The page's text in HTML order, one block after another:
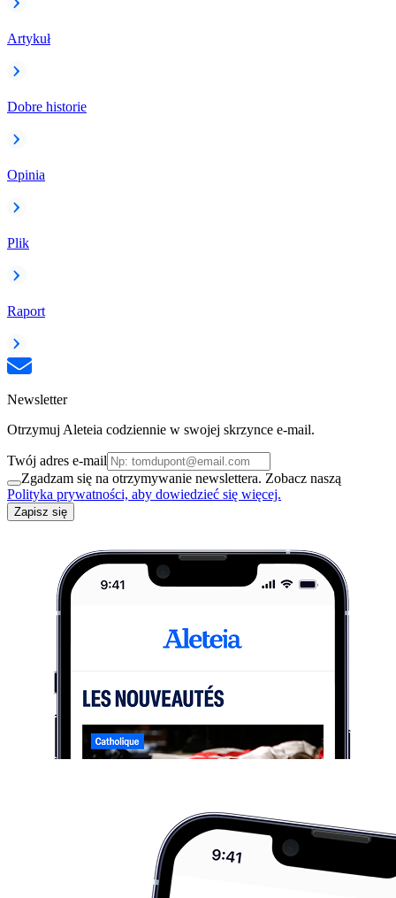
Artykuł
Dobre historie
Opinia
Plik
Raport
Newsletter
Otrzymuj Aleteia codziennie w swojej skrzynce e-mail.
Twój adres e-mail
Zgadzam się na otrzymywanie newslettera. Zobacz naszą
Polityka prywatności, aby dowiedzieć się więcej.
Zapisz się